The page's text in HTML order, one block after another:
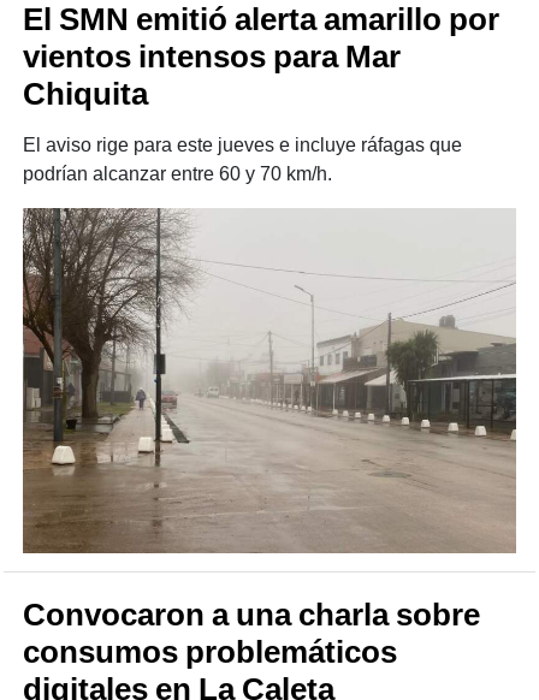
El SMN emitió alerta amarillo por
vientos intensos para Mar
Chiquita
El aviso rige para este jueves e incluye ráfagas que
podrían alcanzar entre 60 y 70 km/h.
Convocaron a una charla sobre
consumos problemáticos
digitales en La Caleta